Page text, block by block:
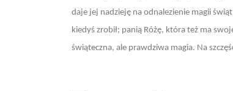
daje jej nadzieję na odnalezienie magii
kiedyś zrobił; panią Różę, która też ma
świąteczna, ale prawdziwa magia. Na